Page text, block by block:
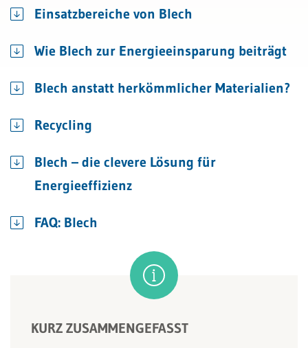
Einsatzbereiche von Blech
Wie Blech zur Energieeinsparung beiträgt
Blech anstatt herkömmlicher Materialien?
Recycling
Blech – die clevere Lösung für
Energieeffizienz
FAQ: Blech
KURZ ZUSAMMENGEFASST